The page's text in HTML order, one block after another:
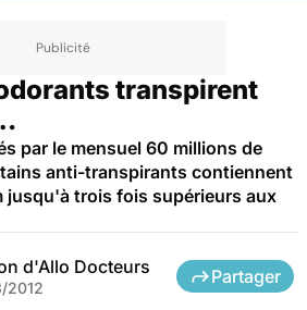
transpirent
par le mensuel 60 millions de
anti-transpirants contiennent
jusqu'à trois fois supérieurs aux
d'Allo Docteurs
2012
Partager